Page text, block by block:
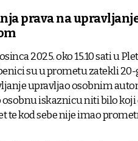
prava na
2025. oko 15.10 sati u
su u prometu zatekli
upravljao osobnim
osobnu iskaznicu niti bilo
te kod sebe nije imao